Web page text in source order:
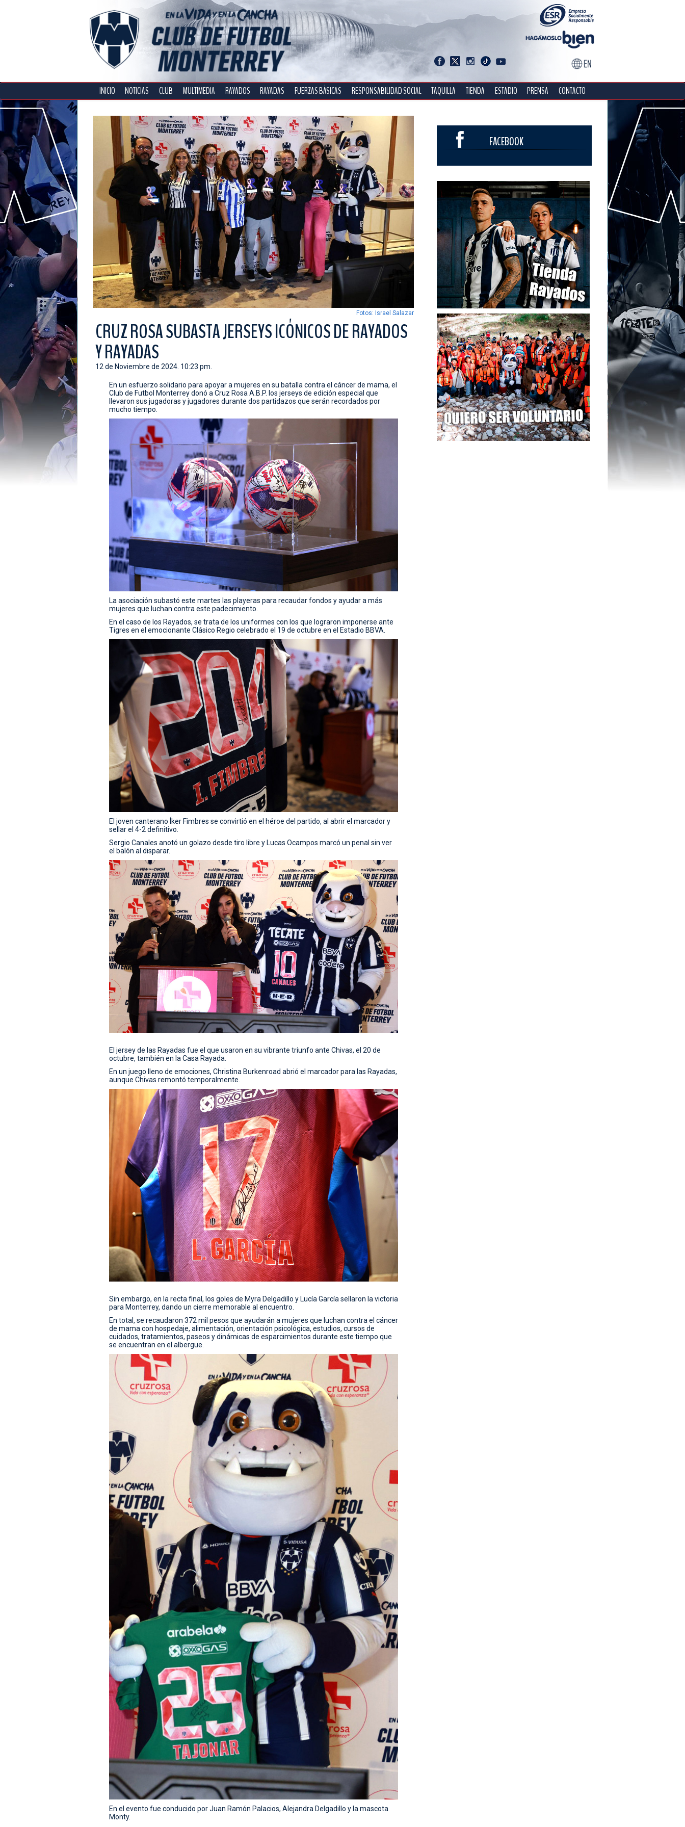
INICIO NOTICIAS CLUB MULTIMEDIA RAYADOS RAYADAS FUERZAS BÁSICAS RESPONSABILIDAD SOCIAL TAQUILLA TIENDA ESTADIO PRENSA CONTACTO
Fotos: Israel Salazar
CRUZ ROSA SUBASTA JERSEYS ICÓNICOS DE RAYADOS
Y RAYADAS
12 de Noviembre de 2024. 10:23 pm.
En un esfuerzo solidario para apoyar a mujeres en su batalla contra el cáncer de mama, el
Club de Futbol Monterrey donó a Cruz Rosa A.B.P. los jerseys de edición especial que
llevaron sus jugadoras y jugadores durante dos partidazos que serán recordados por
mucho tiempo.
La asociación subastó este martes las playeras para recaudar fondos y ayudar a más
mujeres que luchan contra este padecimiento.
En el caso de los Rayados, se trata de los uniformes con los que lograron imponerse ante
Tigres en el emocionante Clásico Regio celebrado el 19 de octubre en el Estadio BBVA.
El joven canterano Íker Fimbres se convirtió en el héroe del partido, al abrir el marcador y
sellar el 4-2 definitivo.
Sergio Canales anotó un golazo desde tiro libre y Lucas Ocampos marcó un penal sin ver
el balón al disparar.
El jersey de las Rayadas fue el que usaron en su vibrante triunfo ante Chivas, el 20 de
octubre, también en la Casa Rayada.
En un juego lleno de emociones, Christina Burkenroad abrió el marcador para las Rayadas,
aunque Chivas remontó temporalmente.
Sin embargo, en la recta final, los goles de Myra Delgadillo y Lucía García sellaron la victoria
para Monterrey, dando un cierre memorable al encuentro.
En total, se recaudaron 372 mil pesos que ayudarán a mujeres que luchan contra el cáncer
de mama con hospedaje, alimentación, orientación psicológica, estudios, cursos de
cuidados, tratamientos, paseos y dinámicas de esparcimientos durante este tiempo que
se encuentran en el albergue.
En el evento fue conducido por Juan Ramón Palacios, Alejandra Delgadillo y la mascota
Monty.
FACEBOOK